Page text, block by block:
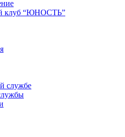
клуб “ЮНОСТЬ”
службе